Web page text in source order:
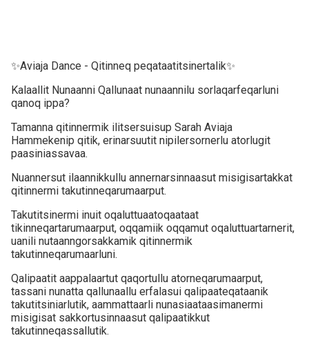
✨Aviaja Dance - Qitinneq peqataatitsinertalik✨
Kalaallit Nunaanni Qallunaat nunaannilu sorlaqarfeqarluni
qanoq ippa?
Tamanna qitinnermik ilitsersuisup Sarah Aviaja
Hammekenip qitik, erinarsuutit nipilersornerlu atorlugit
paasiniassavaa.
Nuannersut ilaannikkullu annernarsinnaasut misigisartakkat
qitinnermi takutinneqarumaarput.
Takutitsinermi inuit oqaluttuaatoqaataat
tikinneqartarumaarput, oqqamiik oqqamut oqaluttuartarnerit,
uanili nutaanngorsakkamik qitinnermik
takutinneqarumaarluni.
Qalipaatit aappalaartut qaqortullu atorneqarumaarput,
tassani nunatta qallunaallu erfalasui qalipaateqataanik
takutitsiniarlutik, aammattaarli nunasiaataasimanermi
misigisat sakkortusinnaasut qalipaatikkut
takutinneqassallutik.